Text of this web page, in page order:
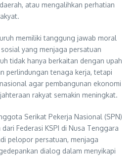
atau mengalihkan perhatian
memiliki tanggung jawab moral
yang menjaga persatuan
tidak hanya berkaitan dengan upah
perlindungan tenaga kerja, tetapi
agar pembangunan ekonomi
rakyat semakin meningkat.
Serikat Pekerja Nasional (SPN)
Federasi KSPI di Nusa Tenggara
pelopor persatuan, menjaga
dialog dalam menyikapi